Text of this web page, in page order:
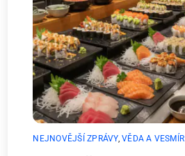
NEJNOVĚJŠÍ ZPRÁVY,VĚDA A VESMÍR